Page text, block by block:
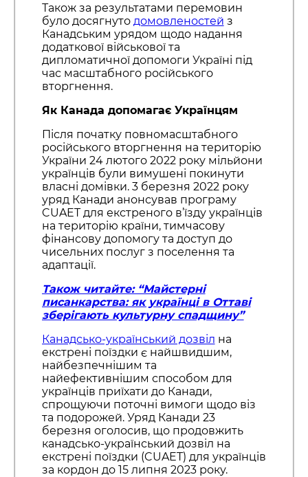
Також за результатами перемовин
було досягнуто домовленостей з
Канадським урядом щодо надання
додаткової військової та
дипломатичної допомоги Україні під
час масштабного російського
вторгнення.
Як Канада допомагає Українцям
Після початку повномасштабного
російського вторгнення на територію
України 24 лютого 2022 року мільйони
українців були вимушені покинути
власні домівки. 3 березня 2022 року
уряд Канади анонсував програму
CUAET для екстреного в’їзду українців
на територію країни, тимчасову
фінансову допомогу та доступ до
чисельних послуг з поселення та
адаптації.
Також читайте: “Майстерні
писанкарства: як українці в Оттаві
зберігають культурну спадщину”
Канадсько-український дозвіл на
екстрені поїздки є найшвидшим,
найбезпечнішим та
найефективнішим способом для
українців приїхати до Канади,
спрощуючи поточні вимоги щодо віз
та подорожей. Уряд Канади 23
березня оголосив, що продовжить
канадсько-український дозвіл на
екстрені поїздки (CUAET) для українців
за кордон до 15 липня 2023 року.